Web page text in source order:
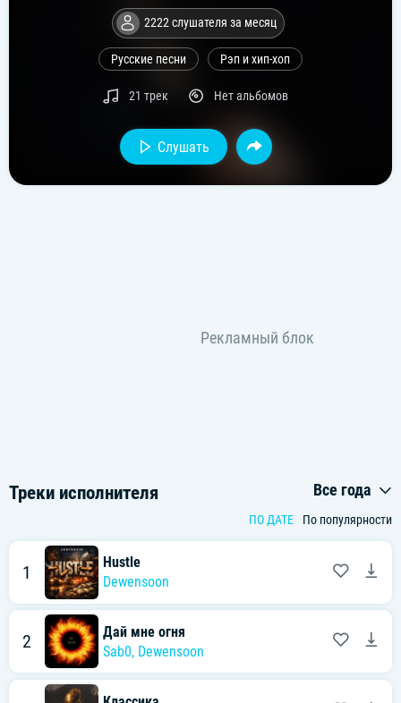
2222 слушателя за месяц
Русские песни Рэп и хип-хоп
21 трек Нет альбомов
Слушать
Треки исполнителя Все года
ПО ДАТЕ По популярности
1
Hustle
Dewensoon
2
Дай мне огня
Sab0, Dewensoon